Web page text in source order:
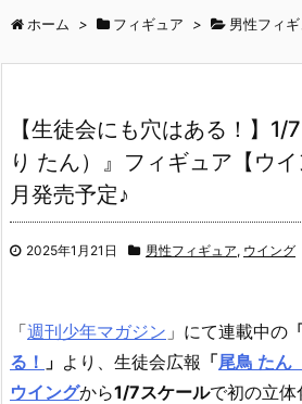
ホーム > フィギュア > 男性フィ
【生徒会にも穴はある！】1/
り たん）』フィギュア【ウ
月発売予定♪
2025年1月21日 男性フィギュア, ウイング
「週刊少年マガジン 」にて連載中の
る！ 」 より、生徒会広報 「尾鳥 たん
ウイングから1/7スケールで初の立体